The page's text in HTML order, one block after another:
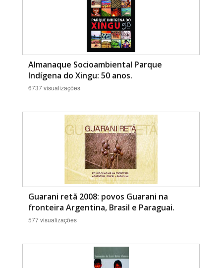
Almanaque Socioambiental Parque
Indígena do Xingu: 50 anos.
6737 visualizações
Guarani retã 2008: povos Guarani na
fronteira Argentina, Brasil e Paraguai.
577 visualizações